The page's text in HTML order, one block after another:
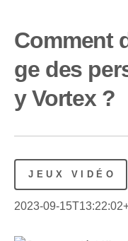
Comment
ge des
y Vortex ?
JEUX VIDÉO
2023-09-